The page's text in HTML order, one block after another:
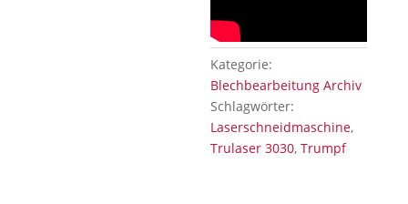
Kategorie:
Blechbearbeitung Archiv
Schlagwörter:
Laserschneidmaschine,
Trulaser 3030,Trumpf